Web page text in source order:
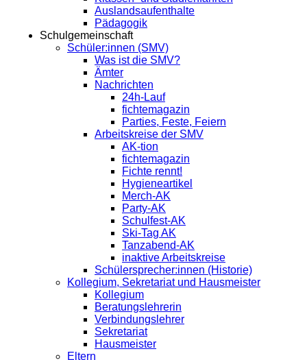
Auslandsaufenthalte
Pädagogik
Schulgemeinschaft
Schüler:innen (SMV)
Was ist die SMV?
Ämter
Nachrichten
24h-Lauf
fichtemagazin
Parties, Feste, Feiern
Arbeitskreise der SMV
AK-tion
fichtemagazin
Fichte rennt!
Hygieneartikel
Merch-AK
Party-AK
Schulfest-AK
Ski-Tag AK
Tanzabend-AK
inaktive Arbeitskreise
Schülersprecher:innen (Historie)
Kollegium, Sekretariat und Hausmeister
Kollegium
Beratungslehrerin
Verbindungslehrer
Sekretariat
Hausmeister
Eltern